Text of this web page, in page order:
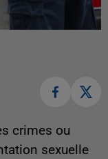
crimes ou
sexuelle